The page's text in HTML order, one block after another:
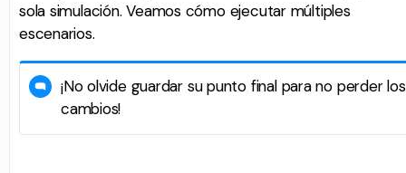
sola simulación. Veamos cómo ejecutar múltiples
escenarios.
¡No olvide guardar su punto final para no perder los
cambios!